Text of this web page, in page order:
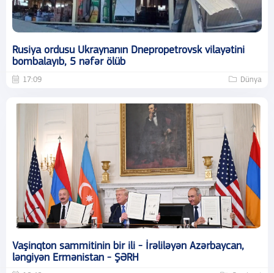
Rusiya ordusu Ukraynanın Dnepropetrovsk vilayətini
bombalayıb, 5 nəfər ölüb
17:09 Dünya
Vaşinqton sammitinin bir ili - İrəliləyən Azərbaycan,
ləngiyən Ermənistan - ŞƏRH